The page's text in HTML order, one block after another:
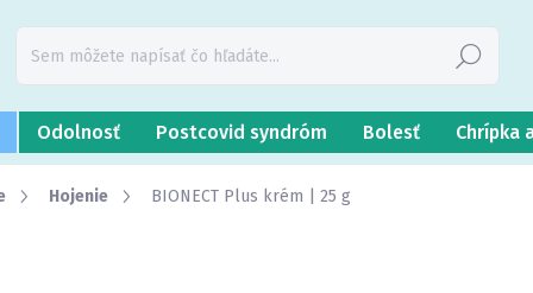
Hľadať
Odolnosť Postcovid syndróm Bolesť Chrípka
Hojenie BIONECT Plus krém | 25 g